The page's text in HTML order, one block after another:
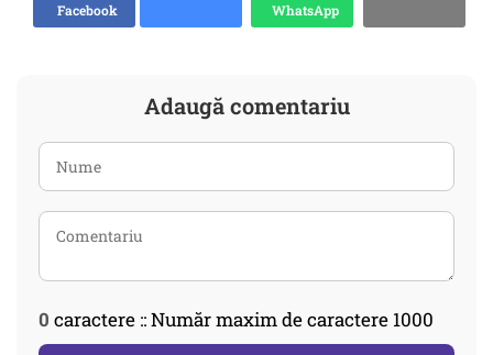
Facebook
WhatsApp
Adaugă comentariu
0 caractere :: Număr maxim de caractere 1000